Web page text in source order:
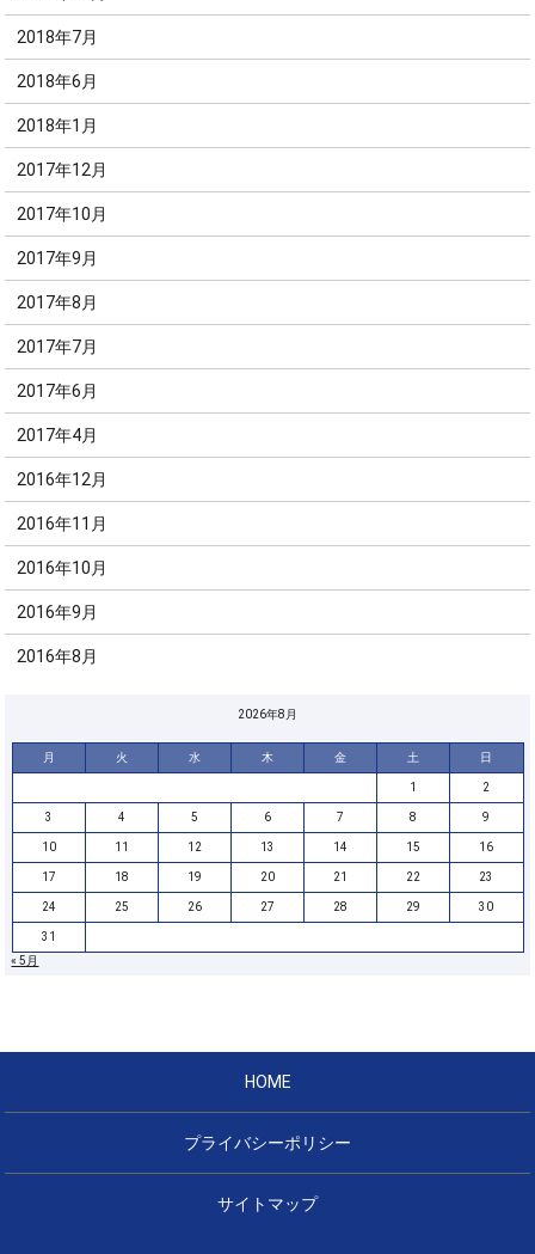
2018年7月
2018年6月
2018年1月
2017年12月
2017年10月
2017年9月
2017年8月
2017年7月
2017年6月
2017年4月
2016年12月
2016年11月
2016年10月
2016年9月
2016年8月
2026年8月
月 火 水 木 金 土 日
1 2
3 4 5 6 7 8 9
10 11 12 13 14 15 16
17 18 19 20 21 22 23
24 25 26 27 28 29 30
31
« 5月
HOME
プライバシーポリシー
サイトマップ